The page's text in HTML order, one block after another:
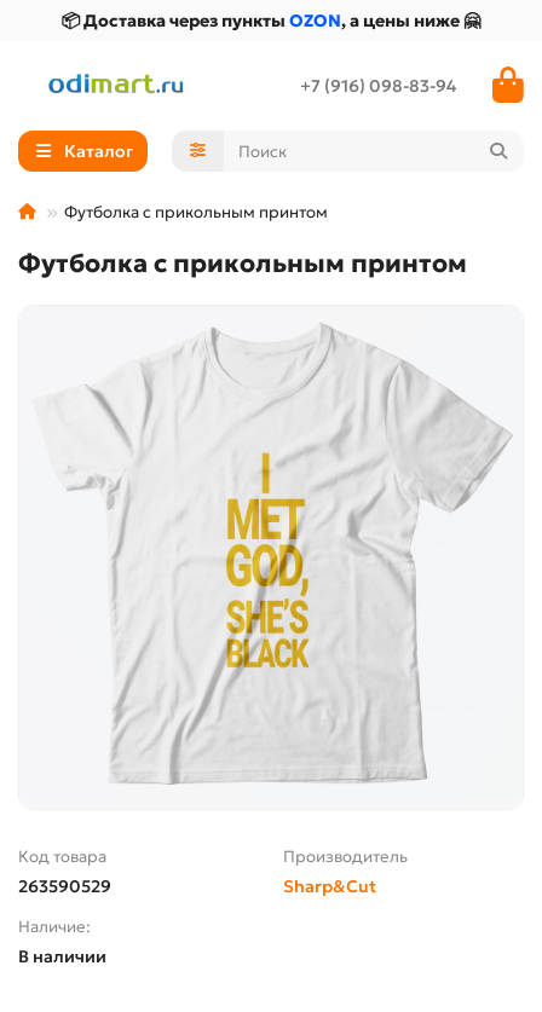
📦 Доставка через пункты OZON, а цены ниже 🤗
+7 (916) 098-83-94
Каталог
Футболка с прикольным принтом
Футболка с прикольным принтом
Код товара
263590529
Производитель
Sharp&Cut
Наличие:
В наличии